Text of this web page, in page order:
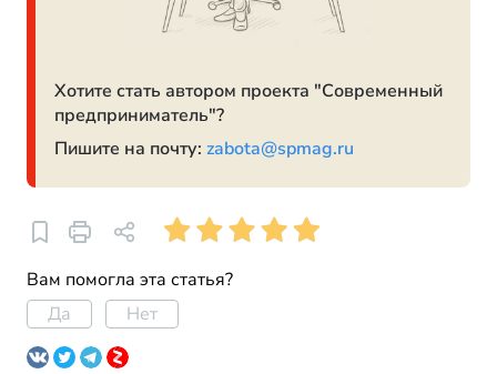
Хотите стать автором проекта "Современный
предприниматель"?
Пишите на почту: zabota@spmag.ru
Вам помогла эта статья?
Да
Нет